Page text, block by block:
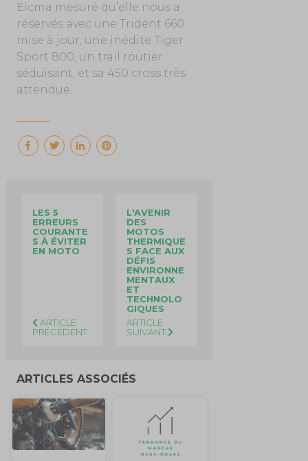
Eicma mesuré qu’elle nous a
réservés avec une Trident 660
mise à jour, une inédite Tiger
Sport 800, un trail routier
séduisant, et sa 450 cross très
attendue…
LES 5
ERREURS
COURANTE
S À ÉVITER
EN MOTO
ARTICLE
PRÉCÉDENT
L'AVENIR
DES
MOTOS
THERMIQUE
S FACE AUX
DÉFIS
ENVIRONNE
MENTAUX
ET
TECHNOLO
GIQUES
ARTICLE
SUIVANT
ARTICLES ASSOCIÉS